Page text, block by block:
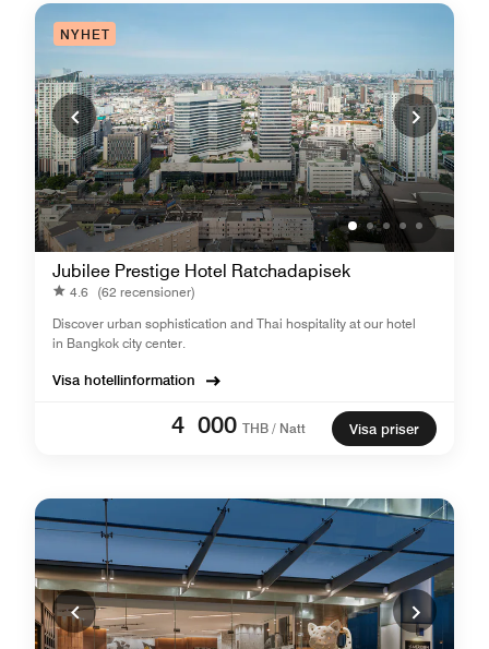
NYHET
Jubilee Prestige Hotel Ratchadapisek
4.6 (62 recensioner)
Discover urban sophistication and Thai hospitality at our hotel
in Bangkok city center.
Visa hotellinformation
4 000 THB / Natt Visa priser